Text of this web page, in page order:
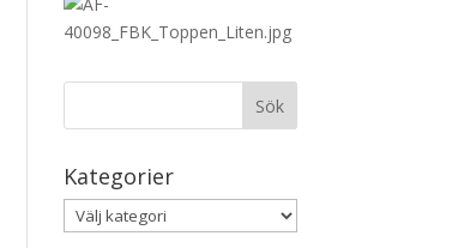
Kategorier
Kategorier